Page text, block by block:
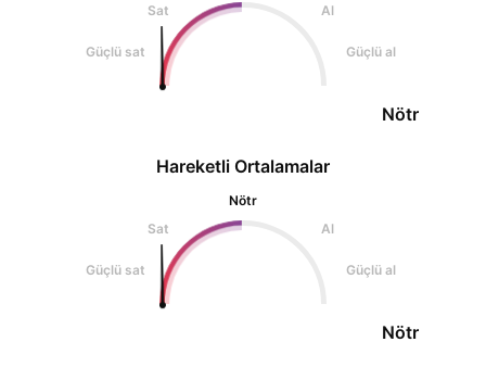
Sat Al
Güçlü sat Güçlü al
Nötr
Hareketli Ortalamalar
Nötr
Sat
Al
Güçlü sat Güçlü al
Nötr